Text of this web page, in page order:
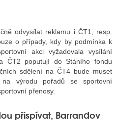
odvysílat reklamu i ČT1, resp.
o případy, kdy by podmínka k
akci vyžadovala vysílání
ČT2 poputují do Stáního fondu
sdělení na ČT4 bude muset
na výrodu pořadů se sportovní
přenosy.
přispívat, Barrandov